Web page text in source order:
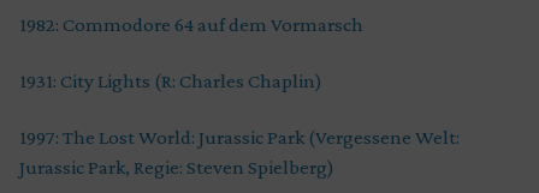
1982: Commodore 64 auf dem Vormarsch
1931: City Lights (R: Charles Chaplin)
1997: The Lost World: Jurassic Park (Vergessene Welt:
Jurassic Park, Regie: Steven Spielberg)